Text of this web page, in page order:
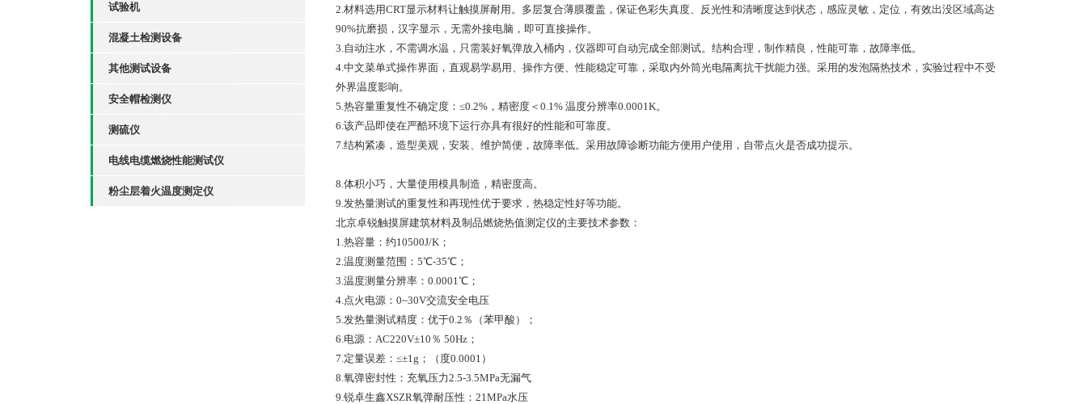
试验机
混凝土检测设备
其他测试设备
安全帽检测仪
测硫仪
电线电缆燃烧性能测试仪
粉尘层着火温度测定仪
2.材料选用CRT显示材料让触摸屏耐用。多层复合薄膜覆盖，保证色彩失真度、反光性和清晰度达到状态，感应灵敏，定位，有效出没区域高达
90%抗磨损，汉字显示，无需外接电脑，即可直接操作。
3.自动注水，不需调水温，只需装好氧弹放入桶内，仪器即可自动完成全部测试。结构合理，制作精良，性能可靠，故障率低。
4.中文菜单式操作界面，直观易学易用、操作方便、性能稳定可靠，采取内外筒光电隔离抗干扰能力强。采用的发泡隔热技术，实验过程中不受
外界温度影响。
5.热容量重复性不确定度：≤0.2%，精密度＜0.1% 温度分辨率0.0001K。
6.该产品即使在严酷环境下运行亦具有很好的性能和可靠度。
7.结构紧凑，造型美观，安装、维护简便，故障率低。采用故障诊断功能方便用户使用，自带点火是否成功提示。
8.体积小巧，大量使用模具制造，精密度高。
9.发热量测试的重复性和再现性优于要求，热稳定性好等功能。
北京卓锐触摸屏建筑材料及制品燃烧热值测定仪的主要技术参数：
1.热容量：约10500J/K；
2.温度测量范围：5℃-35℃；
3.温度测量分辨率：0.0001℃；
4.点火电源：0~30V交流安全电压
5.发热量测试精度：优于0.2％（苯甲酸）；
6.电源：AC220V±10％ 50Hz；
7.定量误差：≤±1g；（度0.0001）
8.氧弹密封性：充氧压力2.5-3.5MPa无漏气
9.锐卓生鑫XSZR氧弹耐压性：21MPa水压